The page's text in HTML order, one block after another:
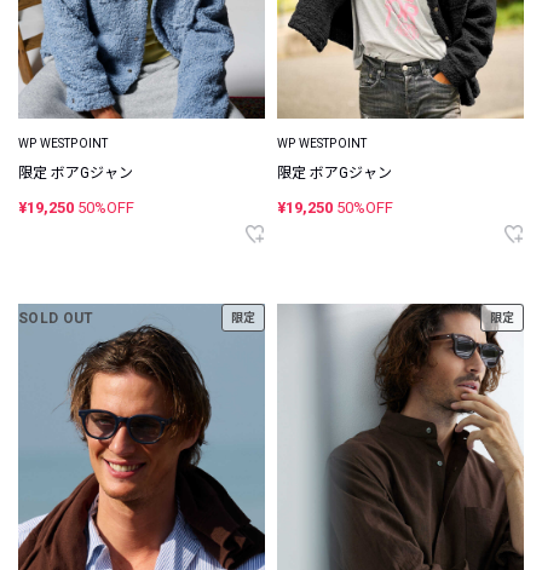
WP WESTPOINT
限定 ボアGジャン
¥19,250 50%OFF
WP WESTPOINT
限定 ボアGジャン
¥19,250 50%OFF
SOLD OUT 限定 限定